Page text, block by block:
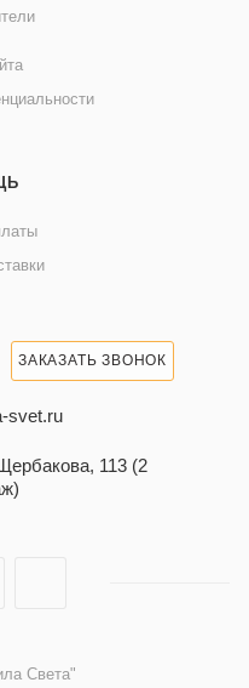
ЗАКАЗАТЬ ЗВОНОК
svet.ru
113 (2
Света"